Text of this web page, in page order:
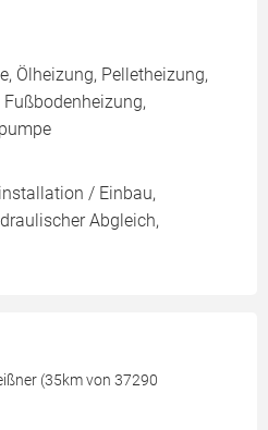
Ölheizung, Pelletheizung,
/ Einbau,
Abgleich,
(35km von 37290